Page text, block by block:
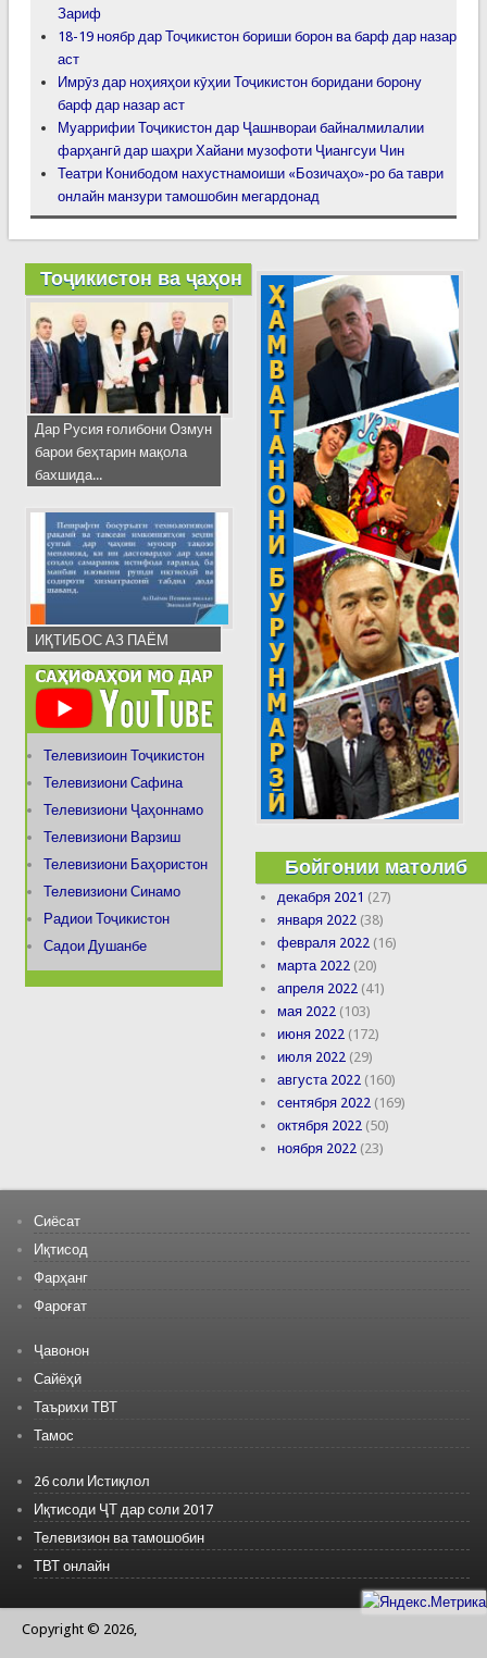
Зариф
18-19 ноябр дар Тоҷикистон бориши борон ва барф дар назар
аст
Имрӯз дар ноҳияҳои кӯҳии Тоҷикистон боридани борону
барф дар назар аст
Муаррифии Тоҷикистон дар Ҷашнвораи байналмилалии
фарҳангӣ дар шаҳри Хайани музофоти Ҷиангсуи Чин
Театри Конибодом нахустнамоиши «Бозичаҳо»-ро ба таври
онлайн манзури тамошобин мегардонад
Тоҷикистон ва ҷаҳон
Дар Русия ғолибони Озмун
барои беҳтарин мақола
бахшида...
ИҚТИБОС АЗ ПАЁМ
Телевизиоин Тоҷикистон
Телевизиони Сафина
Телевизиони Ҷаҳоннамо
Телевизиони Варзиш
Телевизиони Баҳористон
Телевизиони Синамо
Радиои Тоҷикистон
Садои Душанбе
Бойгонии матолиб
декабря 2021 (27)
января 2022 (38)
февраля 2022 (16)
марта 2022 (20)
апреля 2022 (41)
мая 2022 (103)
июня 2022 (172)
июля 2022 (29)
августа 2022 (160)
сентября 2022 (169)
октября 2022 (50)
ноября 2022 (23)
Сиёсат
Иқтисод
Фарҳанг
Фароғат
Ҷавонон
Сайёҳӣ
Таърихи ТВТ
Тамос
26 соли Истиқлол
Иқтисоди ҶТ дар соли 2017
Телевизион ва тамошобин
ТВТ онлайн
Copyright © 2026,